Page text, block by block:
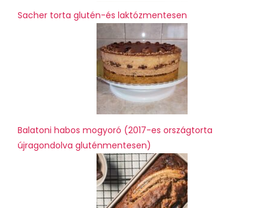
Sacher torta glutén-és laktózmentesen
Balatoni habos mogyoró (2017-es országtorta
újragondolva gluténmentesen)